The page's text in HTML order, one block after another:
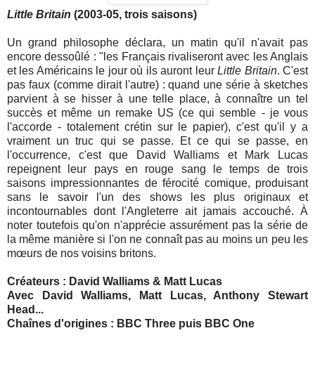
Little Britain (2003-05, trois saisons)
Un grand philosophe déclara, un matin qu'il n'avait pas
encore dessoûlé : "les Français rivaliseront avec les Anglais
et les Américains le jour où ils auront leurLittle Britain. C'est
pas faux (comme dirait l'autre) : quand une série à sketches
parvient à se hisser à une telle place, à connaître un tel
succès et même un remake US (ce qui semble - je vous
l'accorde - totalement crétin sur le papier), c'est qu'il y a
vraiment un truc qui se passe. Et ce qui se passe, en
l'occurrence, c'est que David Walliams et Mark Lucas
repeignent leur pays en rouge sang le temps de trois
saisons impressionnantes de férocité comique, produisant
sans le savoir l'un des shows les plus originaux et
incontournables dont l'Angleterre ait jamais accouché. À
noter toutefois qu'on n'apprécie assurément pas la série de
la même manière si l'on ne connaît pas au moins un peu les
mœurs de nos voisins britons.
Créateurs : David Walliams & Matt Lucas
Avec David Walliams, Matt Lucas, Anthony Stewart
Head...
Chaînes d'origines : BBC Three puis BBC One